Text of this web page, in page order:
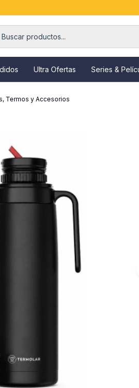
Ultra Ofertas Series &
Termos y Accesorios